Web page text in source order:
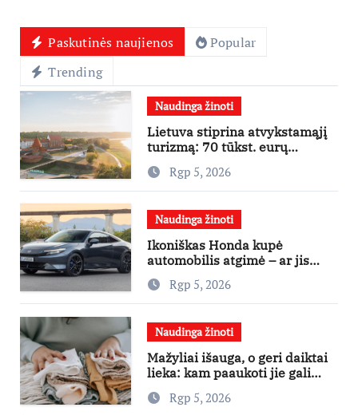
Paskutinės naujienos
Popular
Trending
Naudinga žinoti
Lietuva stiprina atvykstamąjį
turizmą: 70 tūkst. eurų
investicijų užsienio turistams
pritraukti
Rgp 5, 2026
Naudinga žinoti
Ikoniškas Honda kupė
automobilis atgimė – ar jis
pateisins pirkėjų lūkesčius?
Rgp 5, 2026
Naudinga žinoti
Mažyliai išauga, o geri daiktai
lieka: kam paaukoti jie gali
būti aukso vertės?
Rgp 5, 2026